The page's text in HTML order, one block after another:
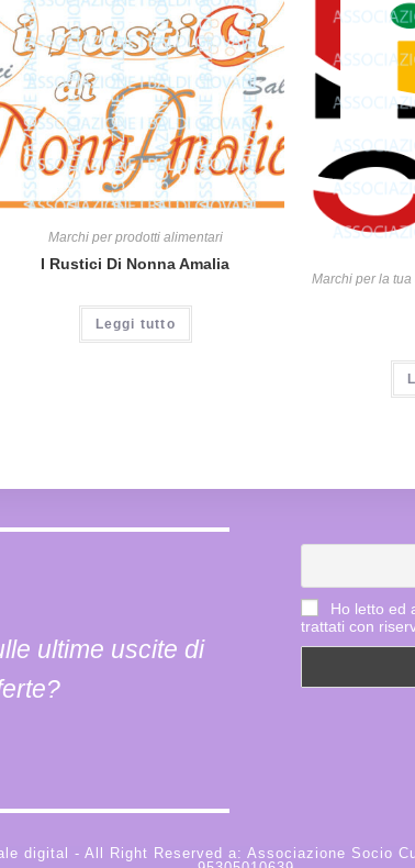
Marchi per prodotti alimentari
I Rustici Di Nonna Amalia
Leggi tutto
Marchi per la
ultime uscite di
Ho letto ed
trattati con
digital - All Right Reserved a: Associazione Socio